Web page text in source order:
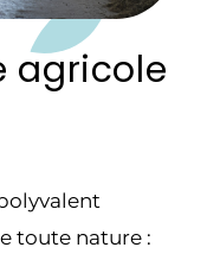
agricole
toute nature :